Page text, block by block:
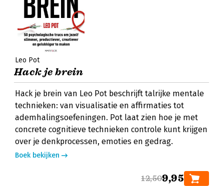
Leo Pot
Hack je brein
Hack je brein van Leo Pot beschrijft talrijke mentale
technieken: van visualisatie en affirmaties tot
ademhalingsoefeningen. Pot laat zien hoe je met
concrete cognitieve technieken controle kunt krijgen
over je denkprocessen, emoties en gedrag.
Boek bekijken
12,509,95